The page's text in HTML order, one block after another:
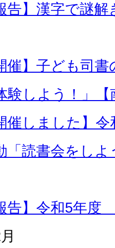
告】漢字で謎
催】子ども司
験しよう！」【
催しました】
「読書会をしよ
告】令和5年